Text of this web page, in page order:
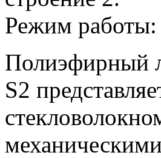
Режим работы:
Полиэфирный
S2